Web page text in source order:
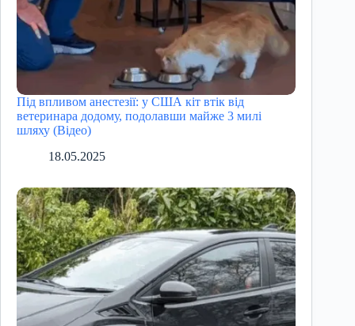
Під впливом анестезії: у США кіт втік від
ветеринара додому, подолавши майже 3 милі
шляху (Відео)
18.05.2025